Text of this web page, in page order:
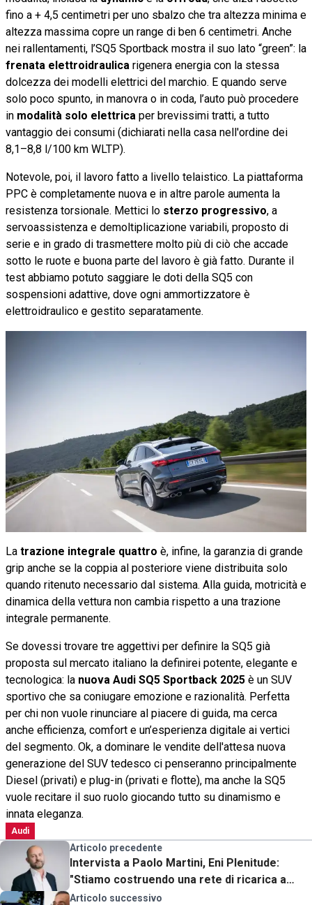
fino a + 4,5 centimetri per uno sbalzo che tra altezza minima e
altezza massima copre un range di ben 6 centimetri. Anche
nei rallentamenti, l’SQ5 Sportback mostra il suo lato “green”: la
frenata elettroidraulica rigenera energia con la stessa
dolcezza dei modelli elettrici del marchio. E quando serve
solo poco spunto, in manovra o in coda, l’auto può procedere
in modalità solo elettrica per brevissimi tratti, a tutto
vantaggio dei consumi (dichiarati nella casa nell'ordine dei
8,1–8,8 l/100 km WLTP).
Notevole, poi, il lavoro fatto a livello telaistico. La piattaforma
PPC è completamente nuova e in altre parole aumenta la
resistenza torsionale. Mettici lo sterzo progressivo, a
servoassistenza e demoltiplicazione variabili, proposto di
serie e in grado di trasmettere molto più di ciò che accade
sotto le ruote e buona parte del lavoro è già fatto. Durante il
test abbiamo potuto saggiare le doti della SQ5 con
sospensioni adattive, dove ogni ammortizzatore è
elettroidraulico e gestito separatamente.
La trazione integrale quattro è, infine, la garanzia di grande
grip anche se la coppia al posteriore viene distribuita solo
quando ritenuto necessario dal sistema. Alla guida, motricità e
dinamica della vettura non cambia rispetto a una trazione
integrale permanente.
Se dovessi trovare tre aggettivi per definire la SQ5 già
proposta sul mercato italiano la definirei potente, elegante e
tecnologica: la nuova Audi SQ5 Sportback 2025 è un SUV
sportivo che sa coniugare emozione e razionalità. Perfetta
per chi non vuole rinunciare al piacere di guida, ma cerca
anche efficienza, comfort e un’esperienza digitale ai vertici
del segmento. Ok, a dominare le vendite dell'attesa nuova
generazione del SUV tedesco ci penseranno principalmente
Diesel (privati) e plug-in (privati e flotte), ma anche la SQ5
vuole recitare il suo ruolo giocando tutto su dinamismo e
innata eleganza.
Audi
Articolo precedente
Intervista a Paolo Martini, Eni Plenitude:
"Stiamo costruendo una rete di ricarica a
prova di futuro"
Articolo successivo